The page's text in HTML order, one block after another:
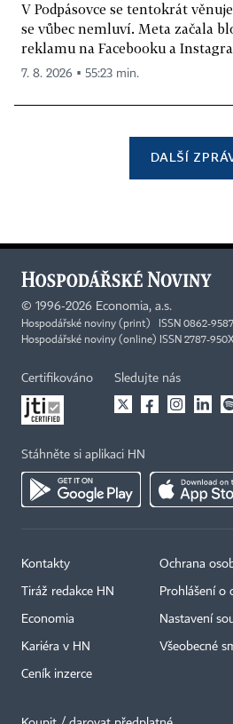
V Podpásovce se tentokrát
se vůbec nemluví. Meta začala
reklamu na Facebooku a
7. 8. 2026 ▪ 55:23 min.
DALŠÍ
© 1996-2026 Economia, a.s.
Hospodářské noviny (print) ISSN 0862-9587
Hospodářské noviny (online) ISSN 2787-950X
Certifikováno Sledujte nás
Stáhněte si aplikaci HN
Kontakty
Tiráž redakce HN
Economia
Kariéra v HN
Ceník inzerce
Ochrana
Prohlášení o
Nastavení
Všeobecné